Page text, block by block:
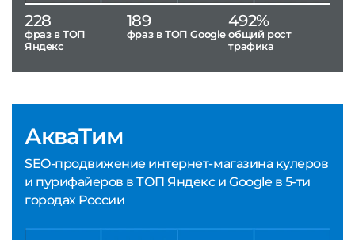
АкваТим
SEO-продвижение интернет-магазина кулеров
и пурифайеров в ТОП Яндекс и Google в 5-ти
городах России
228
фраз в ТОП
Яндекс
189
фраз в ТОП Google
492%
общий рост
трафика